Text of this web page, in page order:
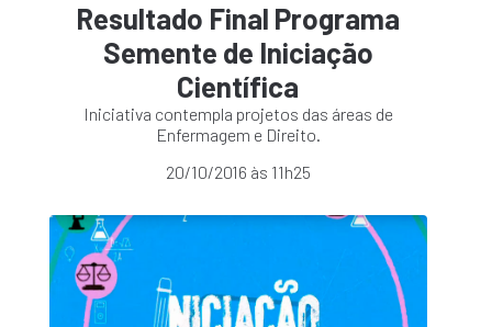
Resultado Final Programa
Semente de Iniciação
Científica
Iniciativa contempla projetos das áreas de
Enfermagem e Direito.
20/10/2016 às 11h25